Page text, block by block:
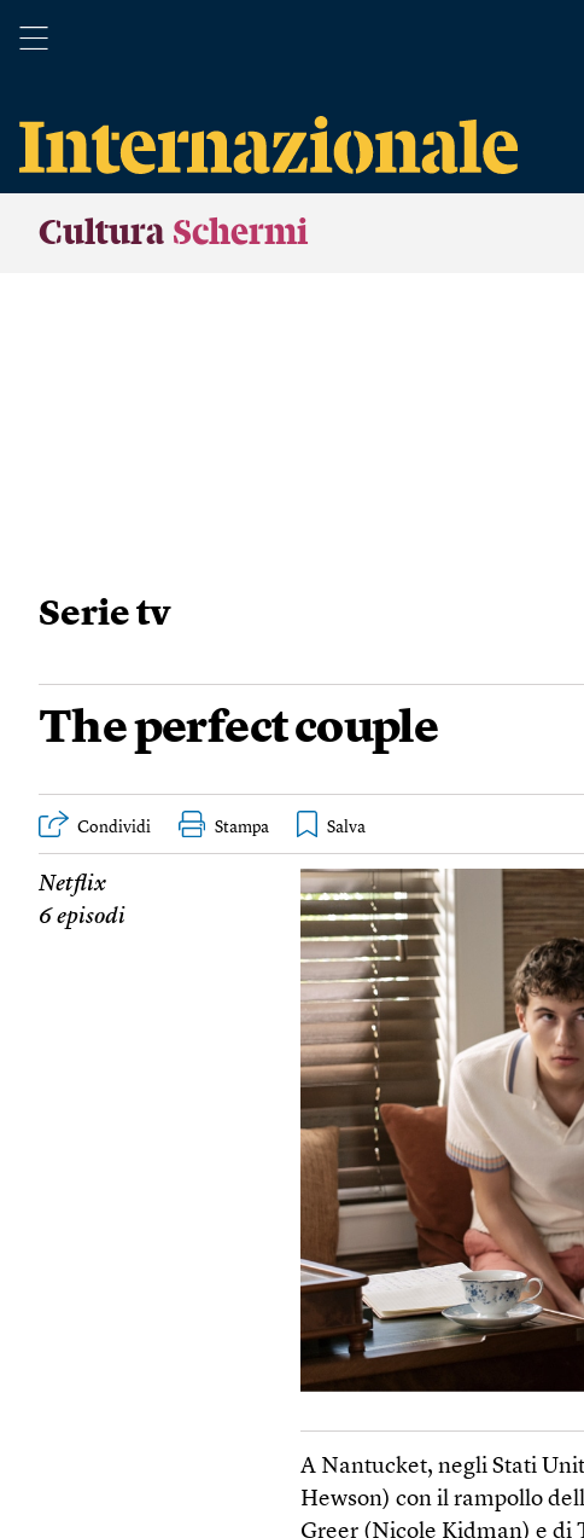
Cultura Schermi
Serie tv
The perfect couple
Condividi Stampa
Netflix
6 episodi
A Nantucket, negli Stati
Hewson) con il rampollo
Greer (Nicole Kidman) e di